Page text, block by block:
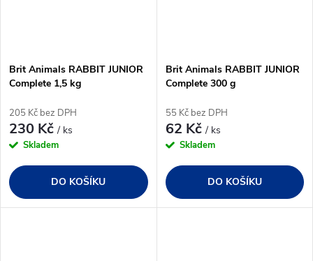
Brit Animals RABBIT JUNIOR
Complete 1,5 kg
205 Kč bez DPH
230 Kč/ ks
Skladem
DO KOŠÍKU
Brit Animals RABBIT JUNIOR
Complete 300 g
55 Kč bez DPH
62 Kč/ ks
Skladem
DO KOŠÍKU